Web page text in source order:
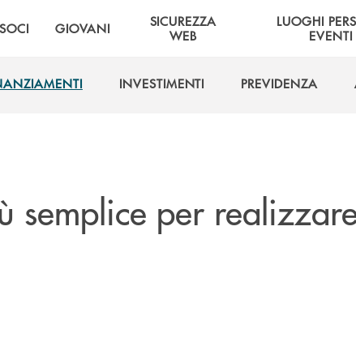
SOCI GIOVANI
SICUREZZA
WEB
LUOGHI
EVENTI
INVESTIMENTI
PREVIDENZA
semplice per